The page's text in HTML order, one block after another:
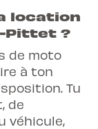
location
Pittet ?
de moto
à ton
Tu
de
véhicule,